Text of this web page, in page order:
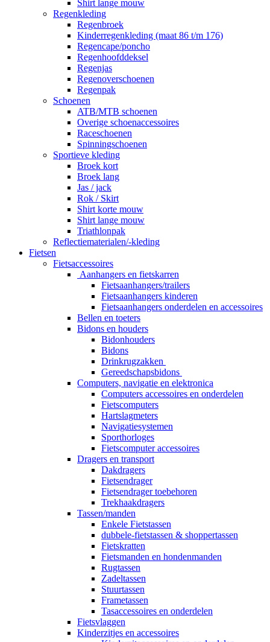
Shirt lange mouw
Regenkleding
Regenbroek
Kinderregenkleding (maat 86 t/m 176)
Regencape/poncho
Regenhoofddeksel
Regenjas
Regenoverschoenen
Regenpak
Schoenen
ATB/MTB schoenen
Overige schoenaccessoires
Raceschoenen
Spinningschoenen
Sportieve kleding
Broek kort
Broek lang
Jas / jack
Rok / Skirt
Shirt korte mouw
Shirt lange mouw
Triathlonpak
Reflectiematerialen/-kleding
Fietsen
Fietsaccessoires
Aanhangers en fietskarren
Fietsaanhangers/trailers
Fietsaanhangers kinderen
Fietsaanhangers onderdelen en accessoires
Bellen en toeters
Bidons en houders
Bidonhouders
Bidons
Drinkrugzakken
Gereedschapsbidons
Computers, navigatie en elektronica
Computers accessoires en onderdelen
Fietscomputers
Hartslagmeters
Navigatiesystemen
Sporthorloges
Fietscomputer accessoires
Dragers en transport
Dakdragers
Fietsendrager
Fietsendrager toebehoren
Trekhaakdragers
Tassen/manden
Enkele Fietstassen
dubbele-fietstassen & shoppertassen
Fietskratten
Fietsmanden en hondenmanden
Rugtassen
Zadeltassen
Stuurtassen
Frametassen
Tasaccessoires en onderdelen
Fietsvlaggen
Kinderzitjes en accessoires